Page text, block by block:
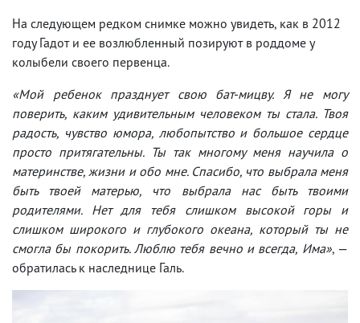
На следующем редком снимке можно увидеть, как в 2012
году Гадот и ее возлюбленный позируют в роддоме у
колыбели своего первенца.
«Мой ребенок празднует свою бат-мицву. Я не могу
поверить, каким удивительным человеком ты стала. Твоя
радость, чувство юмора, любопытство и большое сердце
просто притягательны. Ты так многому меня научила о
материнстве, жизни и обо мне. Спасибо, что выбрала меня
быть твоей матерью, что выбрала нас быть твоими
родителями. Нет для тебя слишком высокой горы и
слишком широкого и глубокого океана, который ты не
смогла бы покорить. Люблю тебя вечно и всегда, Има», —
обратилась к наследнице Галь.